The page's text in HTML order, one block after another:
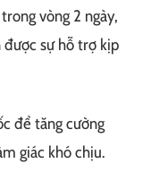
vòng 2 ngày,
được sự hỗ trợ kịp
để tăng cường
giác khó chịu.